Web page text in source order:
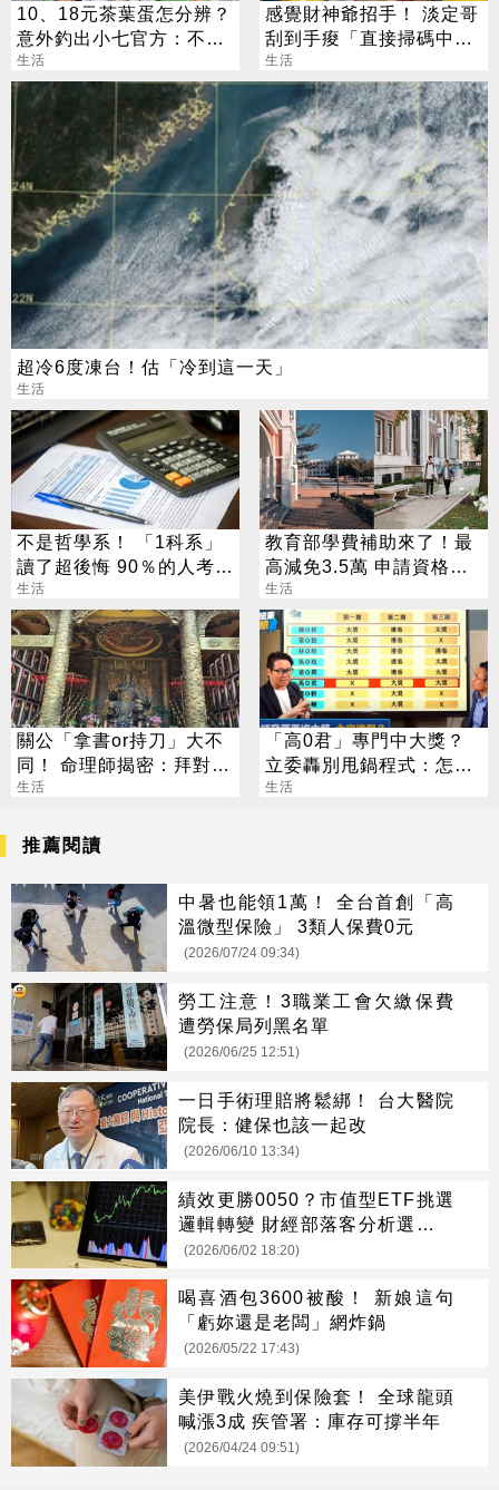
10、18元茶葉蛋怎分辨？
意外釣出小七官方：不用
擔心「判蛋力」
生活
感覺財神爺招手！ 淡定哥
刮到手痠「直接掃碼中
2000萬」
生活
超冷6度凍台！估「冷到這一天」
生活
不是哲學系！ 「1科系」
讀了超後悔 90％的人考不
上證照
生活
教育部學費補助來了！最
高減免3.5萬 申請資格一
次看
生活
關公「拿書or持刀」大不
同！ 命理師揭密：拜對大
加分、拜錯恐虧本
生活
「高0君」專門中大獎？
立委轟別甩鍋程式：怎沒
錯到我身上
生活
推薦閱讀
中暑也能領1萬！ 全台首創「高
溫微型保險」 3類人保費0元
(2026/07/24 09:34)
勞工注意！3職業工會欠繳保費
遭勞保局列黑名單
(2026/06/25 12:51)
一日手術理賠將鬆綁！ 台大醫院
院長：健保也該一起改
(2026/06/10 13:34)
績效更勝0050？市值型ETF挑選
邏輯轉變 財經部落客分析選股關
鍵
(2026/06/02 18:20)
喝喜酒包3600被酸！ 新娘這句
「虧妳還是老闆」網炸鍋
(2026/05/22 17:43)
美伊戰火燒到保險套！ 全球龍頭
喊漲3成 疾管署：庫存可撐半年
(2026/04/24 09:51)